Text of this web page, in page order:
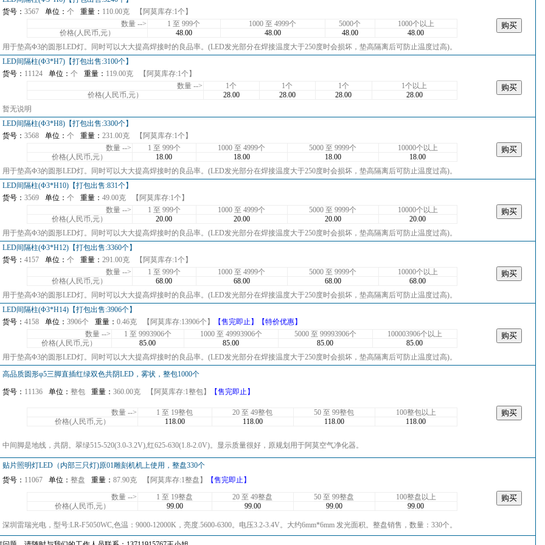
货号： 3567 单位： 个 重量： 110.00克
【阿莫库存:1个】
数量 -->
1 至 999个 1000 至 4999个 5000个
1000个以上
价格(人民币,元）
48.00 48.00 48.00
48.00
用于垫高Φ3的圆形LED灯。同时可以大大提高焊接时的良品率。(LED发光部分在焊接温度大于250度时会损坏，垫高隔离后可防止温度过高)。
LED间隔柱(Φ3*H7)【打包出售:3100个】
货号： 11124 单位： 个 重量： 119.00克
【阿莫库存:1个】
数量 -->
1个 1个 1个
1个以上
价格(人民币,元）
28.00 28.00 28.00
28.00
暂无说明
LED间隔柱(Φ3*H8)【打包出售:3300个】
货号： 3568 单位： 个 重量： 231.00克
【阿莫库存:1个】
数量 -->
1 至 999个 1000 至 4999个 5000 至 9999个
10000个以上
价格(人民币,元）
18.00 18.00 18.00
18.00
用于垫高Φ3的圆形LED灯。同时可以大大提高焊接时的良品率。(LED发光部分在焊接温度大于250度时会损坏，垫高隔离后可防止温度过高)。
LED间隔柱(Φ3*H10)【打包出售:831个】
货号： 3569 单位： 个 重量： 49.00克
【阿莫库存:1个】
数量 -->
1 至 999个 1000 至 4999个 5000 至 9999个
10000个以上
价格(人民币,元）
20.00 20.00 20.00
20.00
用于垫高Φ3的圆形LED灯。同时可以大大提高焊接时的良品率。(LED发光部分在焊接温度大于250度时会损坏，垫高隔离后可防止温度过高)。
LED间隔柱(Φ3*H12)【打包出售:3360个】
货号： 4157 单位： 个 重量： 291.00克
【阿莫库存:1个】
数量 -->
1 至 999个 1000 至 4999个 5000 至 9999个
10000个以上
价格(人民币,元）
68.00 68.00 68.00
68.00
用于垫高Φ3的圆形LED灯。同时可以大大提高焊接时的良品率。(LED发光部分在焊接温度大于250度时会损坏，垫高隔离后可防止温度过高)。
LED间隔柱(Φ3*H14)【打包出售:3906个】
货号： 4158 单位： 3906个 重量： 0.46克 【阿莫库存:13906个】 【售完即止】
【特价优惠】
数量 -->
1 至 9993906个 1000 至 49993906个 5000 至 99993906个
100003906个以上
价格(人民币,元）
85.00 85.00 85.00
85.00
用于垫高Φ3的圆形LED灯。同时可以大大提高焊接时的良品率。(LED发光部分在焊接温度大于250度时会损坏，垫高隔离后可防止温度过高)。
高品质圆形φ5三脚直插红绿双色共阴LED，雾状，整包1000个
货号： 11136 单位： 整包 重量： 360.00克 【阿莫库存:1整包】 【售完即止】
数量 --> 1 至 19整包 20 至 49整包 50 至 99整包
100整包以上
价格(人民币,元）
118.00 118.00 118.00 118.00
中间脚是地线，共阴。翠绿515-520(3.0-3.2V),红625-630(1.8-2.0V)。显示质量很好，原规划用于阿莫空气净化器。
贴片照明灯LED（内部三只灯)原01雕刻机机上使用，整盘330个
货号： 11067 单位： 整盘 重量： 87.90克 【阿莫库存:1整盘】
【售完即止】
数量 -->
1 至 19整盘 20 至 49整盘 50 至 99整盘
100整盘以上
价格(人民币,元）
99.00 99.00 99.00 99.00
深圳雷瑞光电，型号:LR-F5050WC,色温：9000-12000K，亮度.5600-6300。电压3.2-3.4V。大约6mm*6mm 发光面积。整盘销售，数量：330个。